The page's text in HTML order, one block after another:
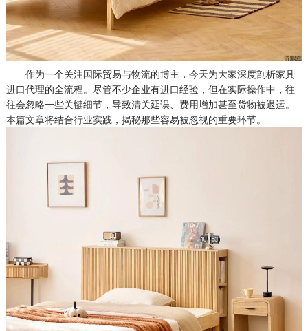
作为一个关注国际贸易与物流的博主，今天为大家深度剖析家具
进口代理的全流程。尽管不少企业有进口经验，但在实际操作中，往
往会忽略一些关键细节，导致清关延误、费用增加甚至货物被退运。
本篇文章将结合行业实践，揭秘那些容易被忽视的重要环节。